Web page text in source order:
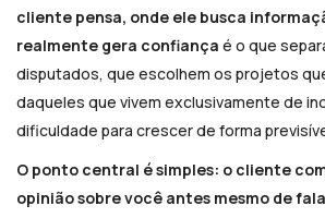
cliente pensa, onde ele busca
realmente gera confiança é o que
disputados, que escolhem os projetos
daqueles que vivem exclusivamente de
dificuldade para crescer de forma
O ponto central é simples: o cliente
opinião sobre você antes mesmo de